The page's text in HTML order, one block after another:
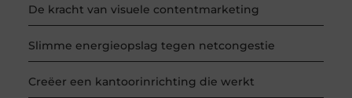
De kracht van visuele contentmarketing
Slimme energieopslag tegen netcongestie
Creëer een kantoorinrichting die werkt